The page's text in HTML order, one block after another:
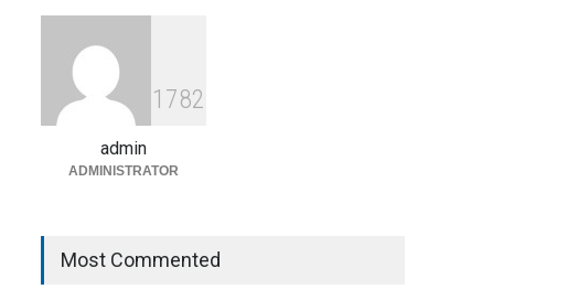
arrivano i pagamenti PAC, la
soddisfazione del Ministro
ambiente
1782
admin
ADMINISTRATOR
Most Commented